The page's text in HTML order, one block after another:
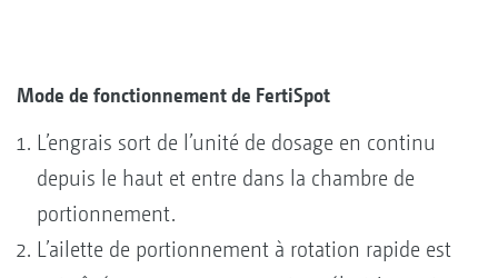
Mode de fonctionnement de FertiSpot
L’engrais sort de l’unité de dosage en continu
depuis le haut et entre dans la chambre de
portionnement.
L’ailette de portionnement à rotation rapide est